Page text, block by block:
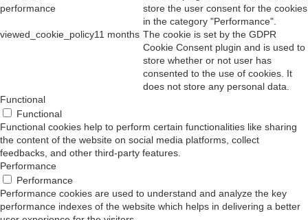
performance
store the user consent for the cookies
in the category "Performance".
viewed_cookie_policy11 months The cookie is set by the GDPR
Cookie Consent plugin and is used to
store whether or not user has
consented to the use of cookies. It
does not store any personal data.
Functional
Functional
Functional cookies help to perform certain functionalities like sharing
the content of the website on social media platforms, collect
feedbacks, and other third-party features.
Performance
Performance
Performance cookies are used to understand and analyze the key
performance indexes of the website which helps in delivering a better